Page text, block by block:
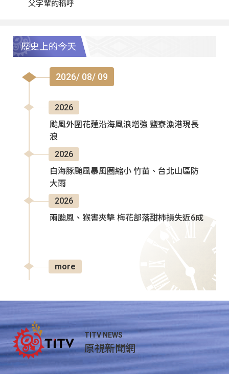
父字輩的稱呼
歷史上的今天
2026/ 08/ 09
2026
颱風外圍花蓮沿海風浪增強 鹽寮漁港現長
浪
2026
白海豚颱風暴風圈縮小 竹苗、台北山區防
大雨
2026
兩颱風、猴害夾擊 梅花部落甜柿損失近6成
more
TITV NEWS
原視新聞網